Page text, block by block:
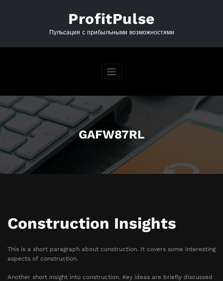
ProfitPulse
Пульсация с прибыльными возможностями
GAFW87RL
Construction Insights
This is a short paragraph about construction. It covers some interesting
aspects of construction.
Another short insight into construction. Key ideas are briefly discussed